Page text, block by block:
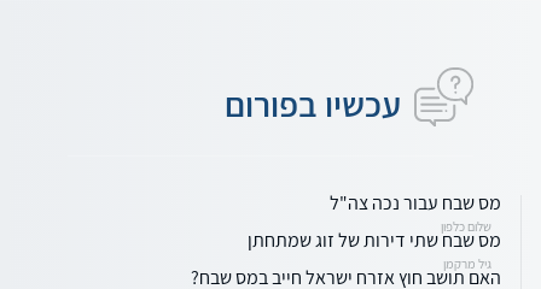
עכשיו בפורום
מס שבח עבור נכה צה"ל
שלום כלפון
מס שבח שתי דירות של זוג שמתחתן
גיל מרקמן
האם תושב חוץ אזרח ישראל חייב במס שבח?